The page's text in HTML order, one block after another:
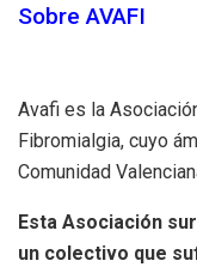
Sobre AVAFI
Avafi es la
Fibromialgia, cuyo
Comunidad
Esta Asociación
un colectivo que